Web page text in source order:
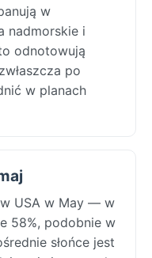
w
nadmorskie i
odnotowują
po
w planach
USA w May — w
58%, podobnie w
słońce jest